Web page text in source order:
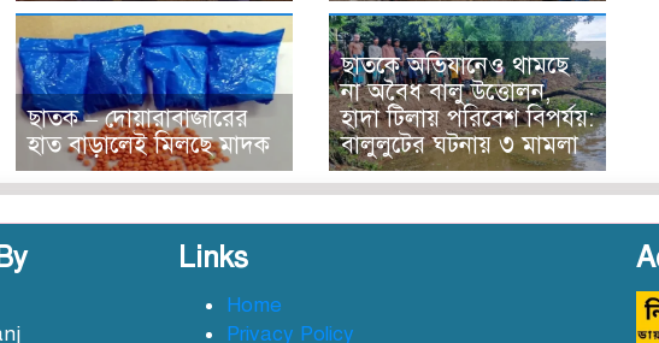
ছাতক – দোয়ারাবাজা‌রের
হাত বাড়ালেই মিলছে মাদক
ছাতকে অভিযানেও থামছে
না অবৈধ বালু উত্তোলন,
হাদা টিলায় পরিবেশ বিপর্যয়:
বালুলুটের ঘটনায় ৩ মামলা
Links
Home
Privacy Policy